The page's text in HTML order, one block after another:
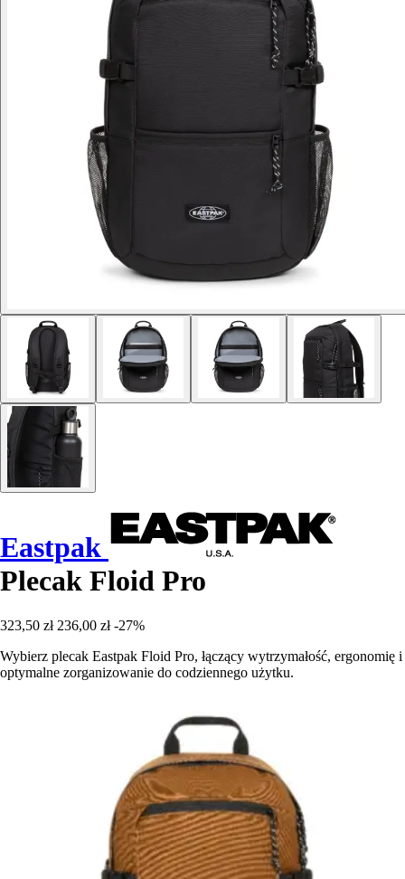
Eastpak
Plecak Floid Pro
323,50 zł 236,00 zł -27%
Wybierz plecak Eastpak Floid Pro, łączący wytrzymałość, ergonomię i
optymalne zorganizowanie do codziennego użytku.